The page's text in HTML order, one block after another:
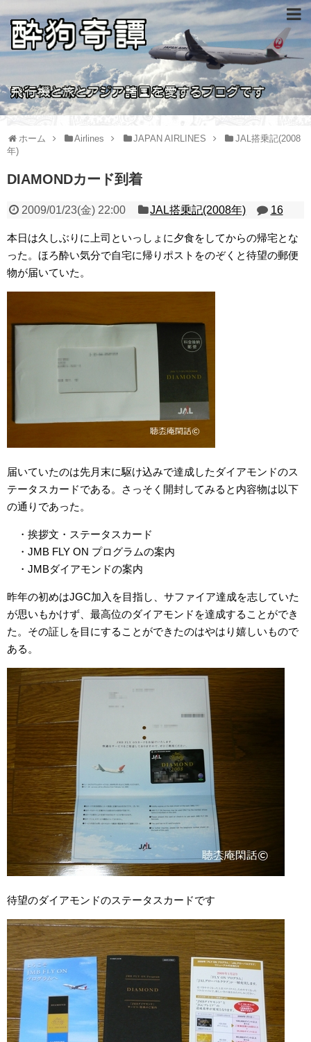
ホーム Airlines JAPAN AIRLINES
JAL搭乗記(2008
年)
DIAMONDカード到着
2009/01/23(金) 22:00 JAL搭乗記(2008年) 16
本日は久しぶりに上司といっしょに夕食をしてからの帰宅とな
った。ほろ酔い気分で自宅に帰りポストをのぞくと待望の郵便
物が届いていた。
届いていたのは先月末に駆け込みで達成したダイアモンドのス
テータスカードである。さっそく開封してみると内容物は以下
の通りであった。
・挨拶文・ステータスカード
・JMB FLY ON プログラムの案内
・JMBダイアモンドの案内
昨年の初めはJGC加入を目指し、サファイア達成を志していた
が思いもかけず、最高位のダイアモンドを達成することができ
た。その証しを目にすることができたのはやはり嬉しいもので
ある。
待望のダイアモンドのステータスカードです